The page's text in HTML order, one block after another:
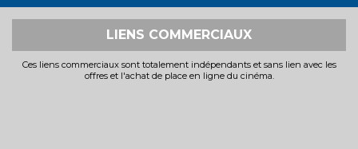
LIENS COMMERCIAUX
Ces liens commerciaux sont totalement indépendants et sans lien avec les
offres et l'achat de place en ligne du cinéma.